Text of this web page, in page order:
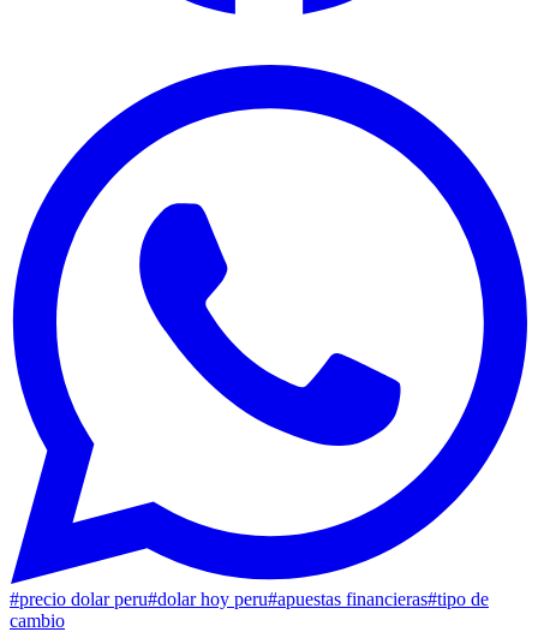
#precio dolar peru#dolar hoy peru#apuestas financieras#tipo de
cambio